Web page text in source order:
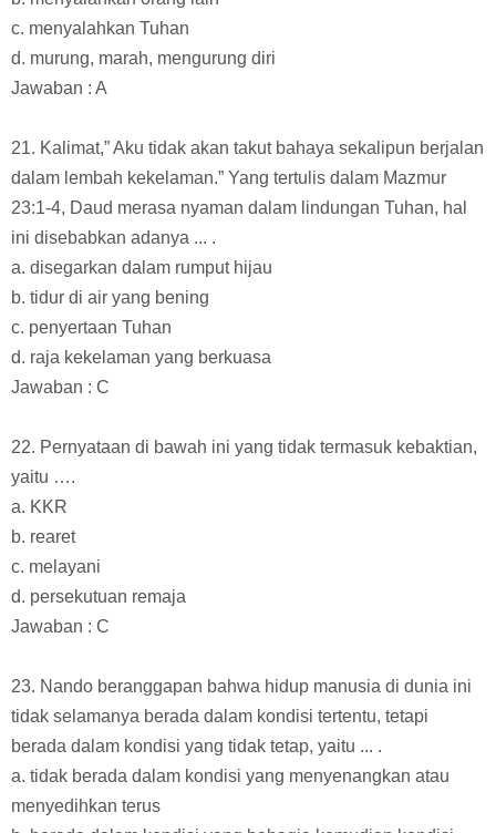
c. menyalahkan Tuhan
d. murung, marah, mengurung diri
Jawaban : A
21. Kalimat,” Aku tidak akan takut bahaya sekalipun berjalan
dalam lembah kekelaman.” Yang tertulis dalam Mazmur
23:1-4, Daud merasa nyaman dalam lindungan Tuhan, hal
ini disebabkan adanya ... .
a. disegarkan dalam rumput hijau
b. tidur di air yang bening
c. penyertaan Tuhan
d. raja kekelaman yang berkuasa
Jawaban : C
22. Pernyataan di bawah ini yang tidak termasuk kebaktian,
yaitu ….
a. KKR
b. rearet
c. melayani
d. persekutuan remaja
Jawaban : C
23. Nando beranggapan bahwa hidup manusia di dunia ini
tidak selamanya berada dalam kondisi tertentu, tetapi
berada dalam kondisi yang tidak tetap, yaitu ... .
a. tidak berada dalam kondisi yang menyenangkan atau
menyedihkan terus